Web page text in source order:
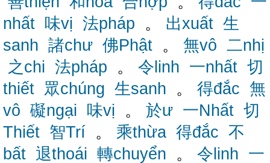
nhất 味vị 法pháp 。 出xuất 生
sanh 諸chư 佛Phật 。 無vô 二nhị
之chi 法pháp 。 令linh 一nhất 切
thiết 眾chúng 生sanh 。 得đắc 無
vô 礙ngại 味vị 。 於ư 一Nhất 切
Thiết 智Trí 。 乘thừa 得đắc 不
bất 退thoái 轉chuyển 。 令linh 一